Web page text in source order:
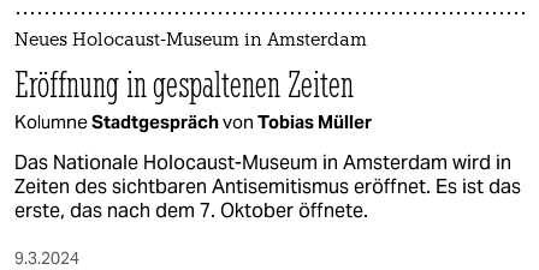
Neues Holocaust-Museum in Amsterdam
Eröffnung in gespaltenen Zeiten
KolumneStadtgesprächvon Tobias Müller
Das Nationale Holocaust-Museum in Amsterdam wird in
Zeiten des sichtbaren Antisemitismus eröffnet. Es ist das
erste, das nach dem 7. Oktober öffnete.
9.3.2024